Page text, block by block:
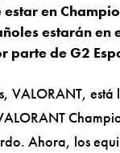
en
estarán
de G2
VALORANT,
Ahora, los